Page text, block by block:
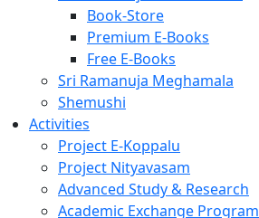
Book-Store
Premium E-Books
Free E-Books
Sri Ramanuja Meghamala
Shemushi
Activities
Project E-Koppalu
Project Nityavasam
Advanced Study & Research
Academic Exchange Program